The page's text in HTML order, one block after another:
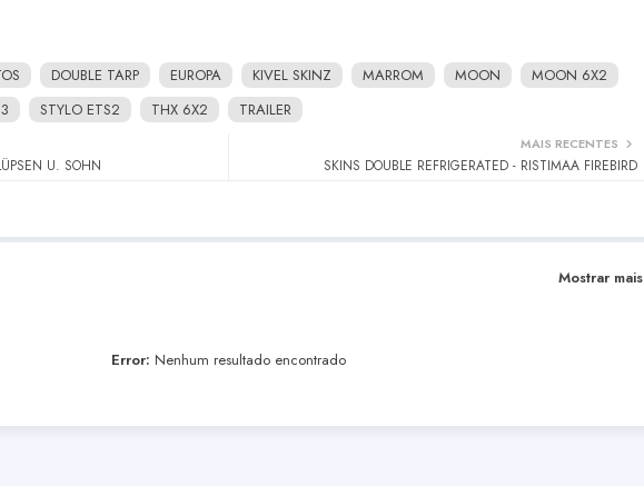
DOUBLE TARP EUROPA KIVEL SKINZ MARROM MOON
MOON 6X2
STYLO ETS2 THX 6X2 TRAILER
MAIS RECENTES
SKINS DOUBLE REFRIGERATED - RISTIMAA FIREBIRD
U. SOHN
Mostrar mais
Error: Nenhum resultado encontrado